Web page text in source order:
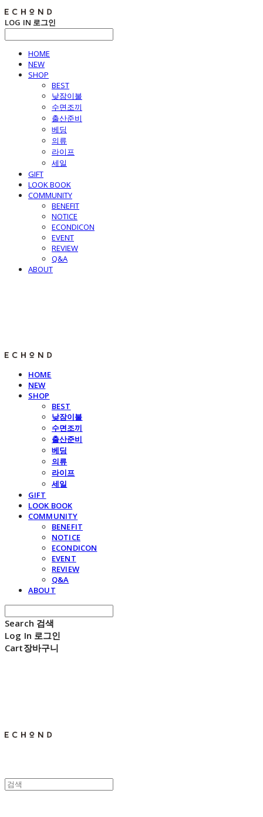
LOG IN 로그인
HOME
NEW
SHOP
BEST
낮잠이불
수면조끼
출산준비
베딩
의류
라이프
세일
GIFT
LOOK BOOK
COMMUNITY
BENEFIT
NOTICE
ECONDICON
EVENT
REVIEW
Q&A
ABOUT
HOME
NEW
SHOP
BEST
낮잠이불
수면조끼
출산준비
베딩
의류
라이프
세일
GIFT
LOOK BOOK
COMMUNITY
BENEFIT
NOTICE
ECONDICON
EVENT
REVIEW
Q&A
ABOUT
Search 검색
Log In 로그인
Cart장바구니